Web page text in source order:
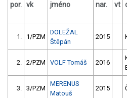
por. vk jméno nar. vt
1. 1/PZM
DOLEŽAL
Štěpán
2015
2. 2/PZM VOLF Tomáš 2016
3. 3/PZM
MERENUS
Matouš
2015